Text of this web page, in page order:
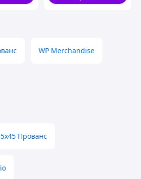
WP Merchandise
Прованс